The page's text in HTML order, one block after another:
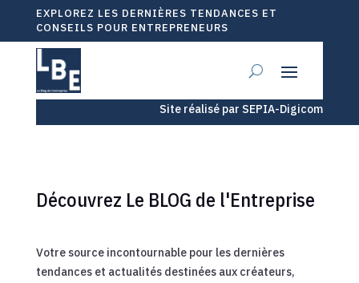
EXPLOREZ LES DERNIÈRES TENDANCES ET
CONSEILS POUR ENTREPRENEURS
Site réalisé par SEPIA-Digicom
Découvrez Le BLOG de l'Entreprise
Votre source incontournable pour les dernières
tendances et actualités destinées aux créateurs,